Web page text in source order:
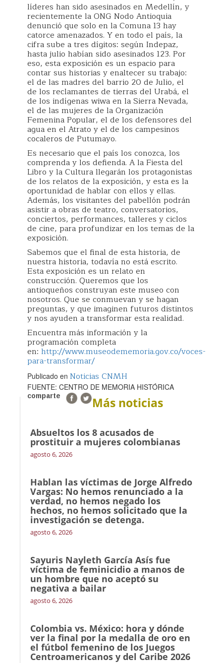
líderes han sido asesinados en Medellín, y
recientemente la ONG Nodo Antioquia
denunció que solo en la Comuna 13 hay
catorce amenazados. Y en todo el país, la
cifra sube a tres dígitos: según Indepaz,
hasta julio habían sido asesinados 123. Por
eso, esta exposición es un espacio para
contar sus historias y enaltecer su trabajo:
el de las madres del barrio 20 de Julio, el
de los reclamantes de tierras del Urabá, el
de los indígenas wiwa en la Sierra Nevada,
el de las mujeres de la Organización
Femenina Popular, el de los defensores del
agua en el Atrato y el de los campesinos
cocaleros de Putumayo.
Es necesario que el país los conozca, los
comprenda y los defienda. A la Fiesta del
Libro y la Cultura llegarán los protagonistas
de los relatos de la exposición, y esta es la
oportunidad de hablar con ellos y ellas.
Además, los visitantes del pabellón podrán
asistir a obras de teatro, conversatorios,
conciertos, performances, talleres y ciclos
de cine, para profundizar en los temas de la
exposición.
Sabemos que el final de esta historia, de
nuestra historia, todavía no está escrito.
Esta exposición es un relato en
construcción. Queremos que los
antioqueños construyan este museo con
nosotros. Que se conmuevan y se hagan
preguntas, y que imaginen futuros distintos
y nos ayuden a transformar esta realidad.
Encuentra más información y la
programación completa
en: http://www.museodememoria.gov.co/voces-
para-transformar/
Publicado en Noticias CNMH
FUENTE: CENTRO DE MEMORIA HISTÓRICA
comparte Más noticias
Absueltos los 8 acusados de
prostituir a mujeres colombianas
agosto 6, 2026
Hablan las víctimas de Jorge Alfredo
Vargas: No hemos renunciado a la
verdad, no hemos negado los
hechos, no hemos solicitado que la
investigación se detenga.
agosto 6, 2026
Sayuris Nayleth García Asís fue
víctima de feminicidio a manos de
un hombre que no aceptó su
negativa a bailar
agosto 6, 2026
Colombia vs. México: hora y dónde
ver la final por la medalla de oro en
el fútbol femenino de los Juegos
Centroamericanos y del Caribe 2026